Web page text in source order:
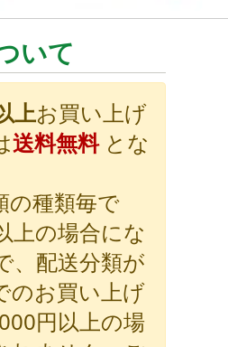
いて
上お買い上げ
送料無料とな
の種類毎で
上の場合にな
、配送分類が
のお買い上げ
円以上の場